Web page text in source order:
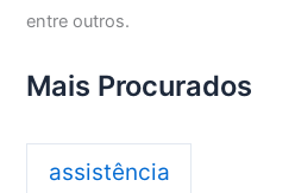
entre outros.
Mais Procurados
assistência